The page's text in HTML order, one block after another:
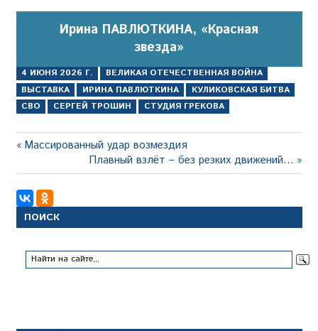
Ирина ПАВЛЮТКИНА, «Красная
звезда»
4 ИЮНЯ 2026 Г.
ВЕЛИКАЯ ОТЕЧЕСТВЕННАЯ ВОЙНА
ВЫСТАВКА
ИРИНА ПАВЛЮТКИНА
КУЛИКОВСКАЯ БИТВА
СВО
СЕРГЕЙ ТРОШИН СТУДИЯ ГРЕКОВА
Навигация
по
записям
Предыдущая
Массированный удар возмездия
Следующая
запись:
Плавный взлёт – без резких движений…
ПОИСК